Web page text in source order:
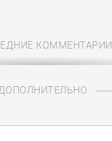
КОММЕНТАРИИ